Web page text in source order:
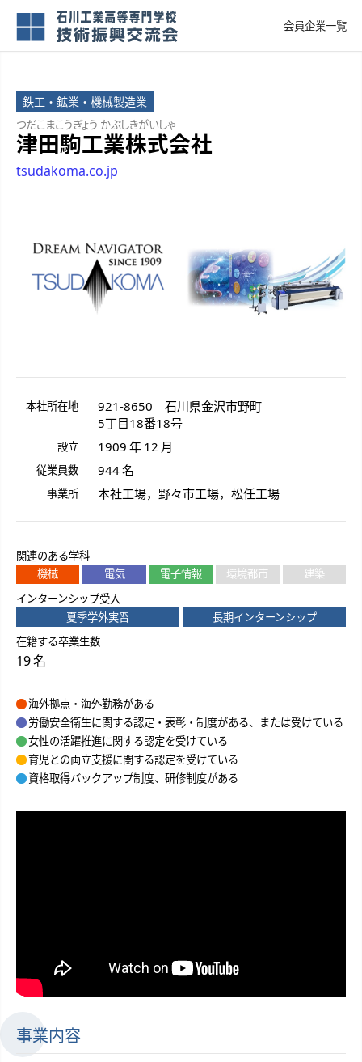
会員企業一覧
鉄工・鉱業・機械製造業
津田駒工業株式会社
つだこまこうぎょう かぶしきがいしゃ
tsudakoma.co.jp
本社所在地 921-8650 石川県金沢市野町
5丁目18番18号
設立 1909 年 12 月
従業員数 944 名
事業所 本社工場，野々市工場，松任工場
関連のある学科
機械
電気 電子情報 環境都市
建築
インターンシップ受入
夏季学外実習
長期インターンシップ
在籍する卒業生数
19 名
海外拠点・海外勤務がある
労働安全衛生に関する認定・表彰・制度がある、または受けている
女性の活躍推進に関する認定を受けている
育児との両立支援に関する認定を受けている
資格取得バックアップ制度、研修制度がある
事業内容